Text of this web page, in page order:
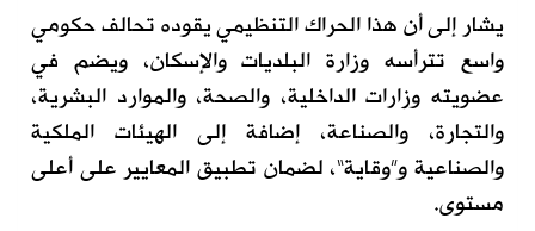
يشار إلى أن هذا الحراك التنظيمي يقوده تحالف حكومي
واسع تترأسه وزارة البلديات والإسكان، ويضم في
عضويته وزارات الداخلية، والصحة، والموارد البشرية،
والتجارة، والصناعة، إضافة إلى الهيئات الملكية
والصناعية و”وقاية“، لضمان تطبيق المعايير على أعلى
مستوى.